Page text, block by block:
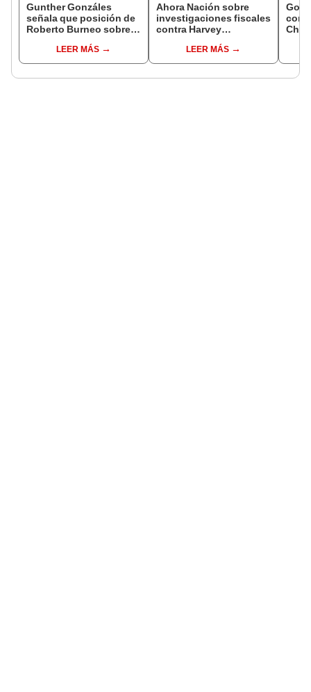
Gunther Gonzáles
señala que posición de
Roberto Burneo sobre
Aliaga no representan al
JNE
LEER MÁS
Ahora Nación sobre
investigaciones fiscales
contra Harvey
Público no puede ser
utilizado políticamente"
LEER MÁS